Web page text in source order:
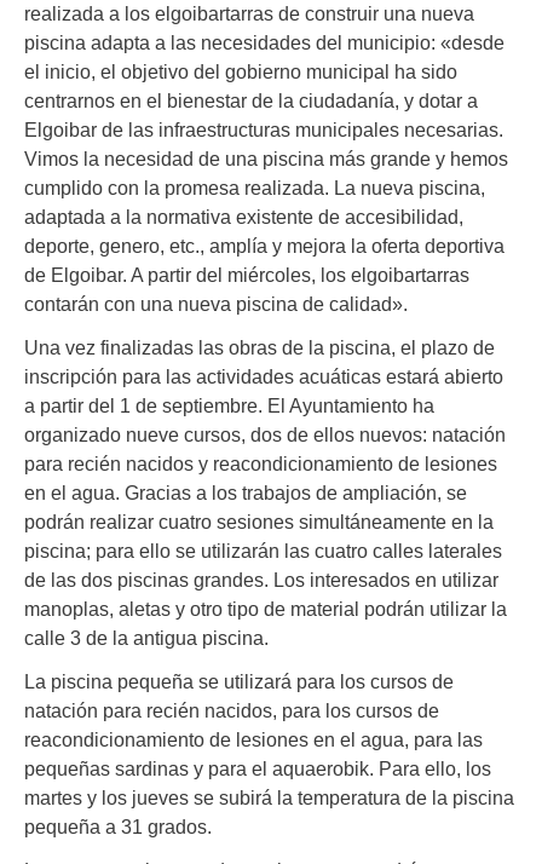
realizada a los elgoibartarras de construir una nueva
piscina adapta a las necesidades del municipio: «desde
el inicio, el objetivo del gobierno municipal ha sido
centrarnos en el bienestar de la ciudadanía, y dotar a
Elgoibar de las infraestructuras municipales necesarias.
Vimos la necesidad de una piscina más grande y hemos
cumplido con la promesa realizada. La nueva piscina,
adaptada a la normativa existente de accesibilidad,
deporte, genero, etc., amplía y mejora la oferta deportiva
de Elgoibar. A partir del miércoles, los elgoibartarras
contarán con una nueva piscina de calidad».
Una vez finalizadas las obras de la piscina, el plazo de
inscripción para las actividades acuáticas estará abierto
a partir del 1 de septiembre. El Ayuntamiento ha
organizado nueve cursos, dos de ellos nuevos: natación
para recién nacidos y reacondicionamiento de lesiones
en el agua. Gracias a los trabajos de ampliación, se
podrán realizar cuatro sesiones simultáneamente en la
piscina; para ello se utilizarán las cuatro calles laterales
de las dos piscinas grandes. Los interesados en utilizar
manoplas, aletas y otro tipo de material podrán utilizar la
calle 3 de la antigua piscina.
La piscina pequeña se utilizará para los cursos de
natación para recién nacidos, para los cursos de
reacondicionamiento de lesiones en el agua, para las
pequeñas sardinas y para el aquaerobik. Para ello, los
martes y los jueves se subirá la temperatura de la piscina
pequeña a 31 grados.